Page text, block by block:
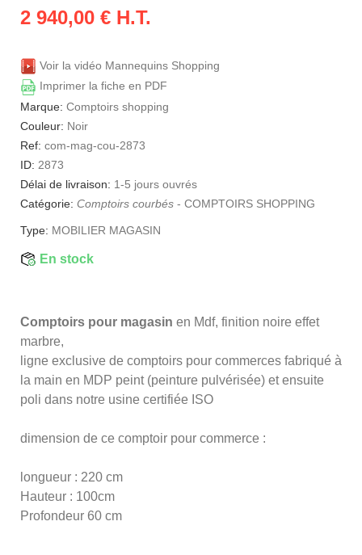
2 940,00 € H.T.
Voir la vidéo Mannequins Shopping
Imprimer la fiche en PDF
Marque: Comptoirs shopping
Couleur: Noir
Ref: com-mag-cou-2873
ID: 2873
Délai de livraison: 1-5 jours ouvrés
Catégorie: Comptoirs courbés - COMPTOIRS SHOPPING
Type: MOBILIER MAGASIN
En stock
Comptoirs pour magasin en Mdf, finition noire effet
marbre,
ligne exclusive de comptoirs pour commerces fabriqué à
la main en MDP peint (peinture pulvérisée) et ensuite
poli dans notre usine certifiée ISO
dimension de ce comptoir pour commerce :
longueur : 220 cm
Hauteur : 100cm
Profondeur 60 cm